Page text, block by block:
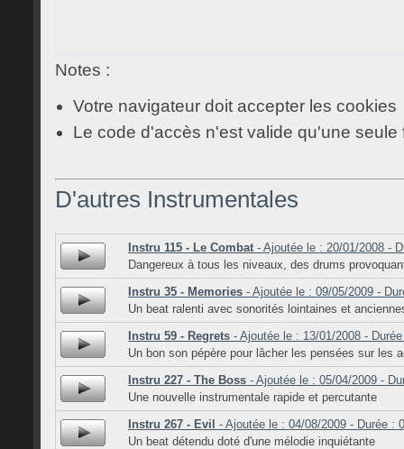
Notes :
Votre navigateur doit accepter les cookies
Le code d'accès n'est valide qu'une seule
D'autres Instrumentales
Instru 115 - Le Combat - Ajoutée le : 20/01/2008 -
Dangereux à tous les niveaux, des drums
Instru 35 - Memories - Ajoutée le : 09/05/2009 -
Un beat ralenti avec sonorités lointaines et
Instru 59 - Regrets - Ajoutée le : 13/01/2008 -
Un bon son pépère pour lâcher les pensées sur les
Instru 227 - The Boss - Ajoutée le : 05/04/2009 -
Une nouvelle instrumentale rapide et percutante
Instru 267 - Evil - Ajoutée le : 04/08/2009 - Durée :
Un beat détendu doté d'une mélodie inquiétante